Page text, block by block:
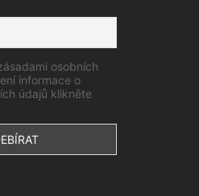
osobních
informace o
údajů klikněte